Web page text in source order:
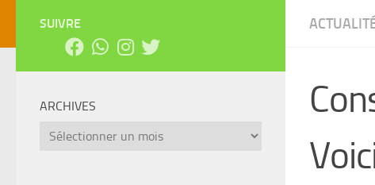
SUIVRE
ARCHIVES
Archives